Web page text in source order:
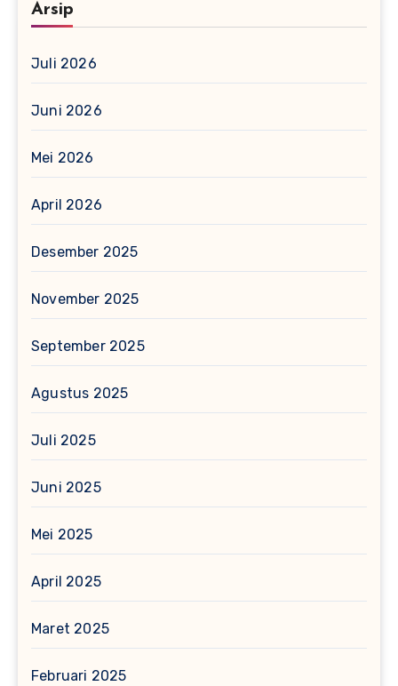
Arsip
Juli 2026
Juni 2026
Mei 2026
April 2026
Desember 2025
November 2025
September 2025
Agustus 2025
Juli 2025
Juni 2025
Mei 2025
April 2025
Maret 2025
Februari 2025